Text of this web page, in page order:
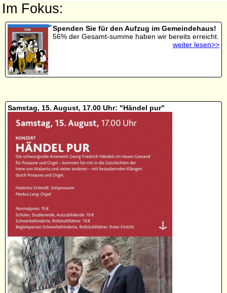
Im Fokus:
Spenden Sie für den Aufzug im Gemeindehaus!
56% der Gesamt-summe haben wir bereits erreicht.
weiter lesen>>
Samstag, 15. August, 17.00 Uhr: "Händel pur"